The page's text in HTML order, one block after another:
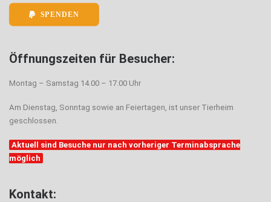
SPENDEN
Öffnungszeiten für Besucher:
Montag – Samstag 14.00 – 17.00 Uhr
Am Dienstag, Sonntag sowie an Feiertagen, ist unser Tierheim
geschlossen.
Aktuell sind Besuche nur nach vorheriger Terminabsprache
möglich
Kontakt: